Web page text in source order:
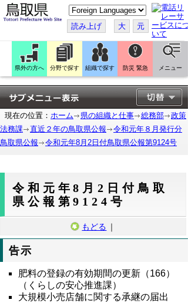
こ
の
ペ
ー
ジ
翻
訳
す
る
読み上げ 大 元
県外の方へ 分野で探す 組織で探す 防災 緊急 メニュー
現在の位置： ホーム 県の組織と仕事 総務部
政策
法務課
直近２年の鳥取県公報
令和元年８月発行分
鳥取県公報
令和元年8月2日付鳥取県公報第9124号
令和元年8月2日付鳥取
県公報第9124号
もどる ｜
告示
肥料の登録の有効期間の更新（166）
（くらしの安心推進課）
大規模小売店舗に関する承継の届出